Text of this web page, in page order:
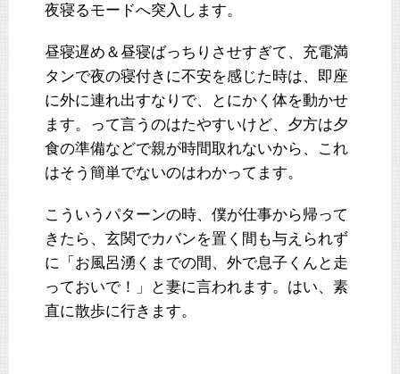
夜寝るモードへ突入します。
昼寝遅め＆昼寝ばっちりさせすぎて、充電満
タンで夜の寝付きに不安を感じた時は、即座
に外に連れ出すなりで、とにかく体を動かせ
ます。って言うのはたやすいけど、夕方は夕
食の準備などで親が時間取れないから、これ
はそう簡単でないのはわかってます。
こういうパターンの時、僕が仕事から帰って
きたら、玄関でカバンを置く間も与えられず
に「お風呂湧くまでの間、外で息子くんと走
っておいで！」と妻に言われます。はい、素
直に散歩に行きます。